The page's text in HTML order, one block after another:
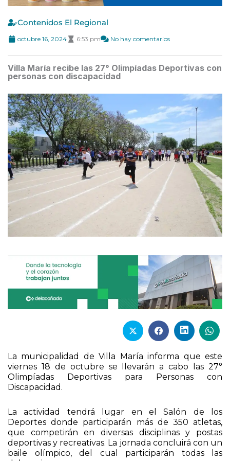
Contenidos El Regional
octubre 16, 2024 6:53 pm No hay comentarios
Villa María recibe las 27° Olimpíadas Deportivas con
personas con discapacidad
La municipalidad de Villa María informa que este
viernes 18 de octubre se llevarán a cabo las 27°
Olimpíadas Deportivas para Personas con
Discapacidad.
La actividad tendrá lugar en el Salón de los
Deportes donde participarán más de 350 atletas,
que competirán en diversas disciplinas y postas
deportivas y recreativas. La jornada concluirá con un
baile olímpico, del cual participarán todas las